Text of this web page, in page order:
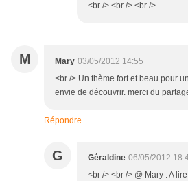
<br /> <br /> <br />
M Mary 03/05/2012 14:55
<br /> Un thème fort et beau pour
envie de découvrir. merci du
Répondre
G Géraldine 06/05/2012
<br /> <br /> @ Mary : A